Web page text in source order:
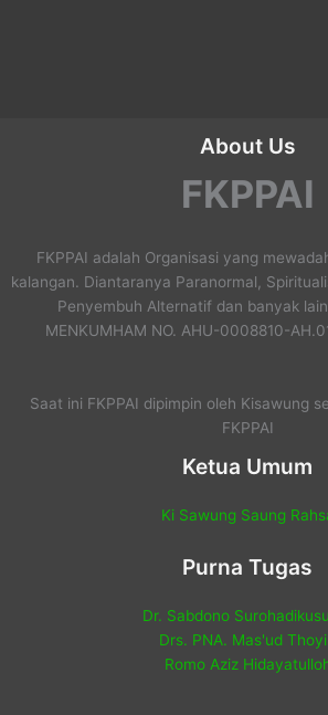
About Us
FKPPAI
FKPPAI adalah Organisasi yang
kalangan. Diantaranya Paranormal,
Penyembuh Alternatif dan banyak
MENKUMHAM NO. AHU-0008810-
Saat ini FKPPAI dipimpin oleh Kisawung
FKPPAI
Ketua Umum
Ki Sawung Saung
Purna Tugas
Dr. Sabdono
Drs. PNA. Mas'ud
Romo Aziz